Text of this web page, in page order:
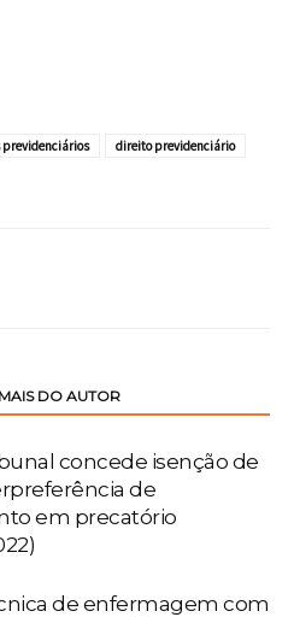
previdenciários
direito previdenciário
MAIS DO AUTOR
concede isenção de
de
em precatório
de enfermagem com